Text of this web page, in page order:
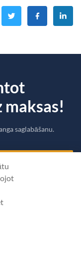
maksas!
saglabāšanu.
datus